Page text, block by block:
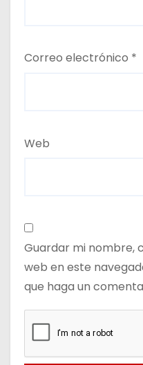
Correo electrónico *
Web
Guardar mi nombre,
web en este
que haga un